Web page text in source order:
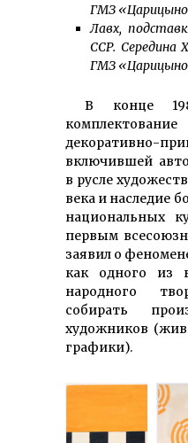
ГМЗ
Лавх,
ССР. Середина
ГМЗ
В конце
декоративно-
включившей
в русле
века и наследие
национальных
первым
заявил о
как одного из
народного
собирать
художников
графики).